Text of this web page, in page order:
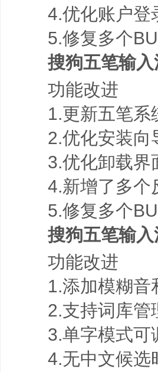
4.优化账户登
5.修复多个
搜狗五笔输入
功能改进
1.更新五笔系
2.优化安装向
3.优化卸载界
4.新增了多个
5.修复多个
搜狗五笔输入
功能改进
1.添加模糊音
2.支持词库管
3.单字模式可
4.无中文候选